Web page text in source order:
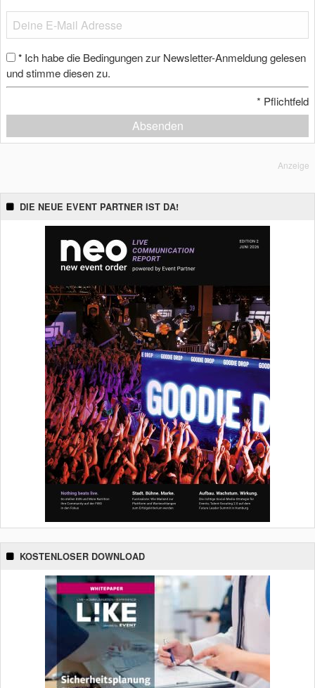
* Ich habe die Bedingungen zur Newsletter-Anmeldung gelesen
und stimme diesen zu.
* Pflichtfeld
Absenden
Anzeige
DIE NEUE EVENT PARTNER IST DA!
KOSTENLOSER DOWNLOAD